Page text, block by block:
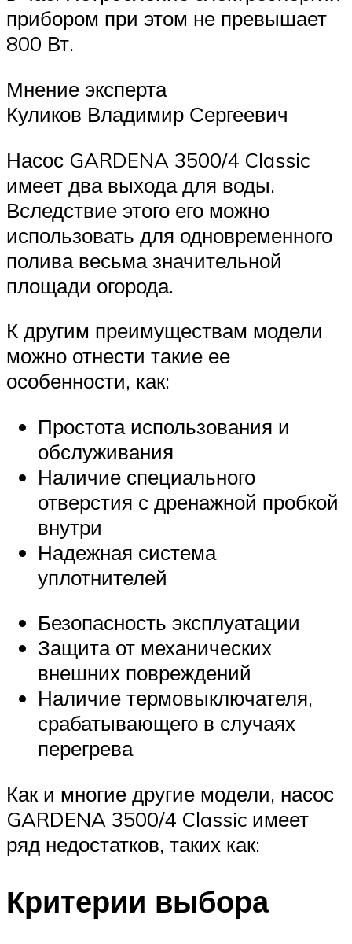
прибором при этом не превышает
800 Вт.
Мнение эксперта
Куликов Владимир Сергеевич
Насос GARDENA 3500/4 Classic
имеет два выхода для воды.
Вследствие этого его можно
использовать для одновременного
полива весьма значительной
площади огорода.
К другим преимуществам модели
можно отнести такие ее
особенности, как:
Простота использования и
обслуживания
Наличие специального
отверстия с дренажной пробкой
внутри
Надежная система
уплотнителей
Безопасность эксплуатации
Защита от механических
внешних повреждений
Наличие термовыключателя,
срабатывающего в случаях
перегрева
Как и многие другие модели, насос
GARDENA 3500/4 Classic имеет
ряд недостатков, таких как:
Критерии выбора